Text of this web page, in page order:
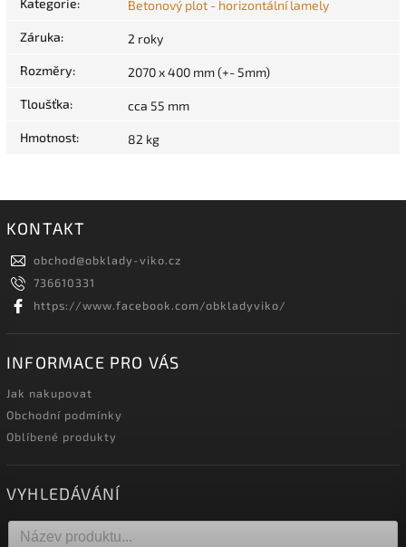
Betonový plot - horizontální lamely
Záruka: 2 roky
Rozměry: 2070 x 400 mm (+- 5mm)
Tloušťka: cca 55 mm
Hmotnost: 82 kg
KONTAKT
obchod@obklady-viko.cz
736610331
https://www.facebook.com/obkladyviko/
INFORMACE PRO VÁS
Jak nakupovat
Obchodní podmínky
Oblíbené produkty
VYHLEDÁVÁNÍ